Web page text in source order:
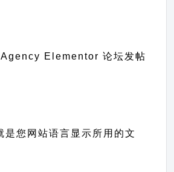
Elementor 论坛发帖
您网站语言显示所用的文